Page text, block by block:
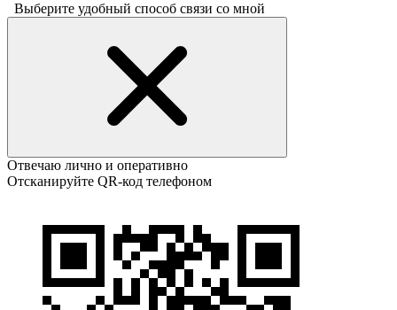
Выберите удобный способ связи со мной
Отвечаю лично и оперативно
Отсканируйте QR-код телефоном